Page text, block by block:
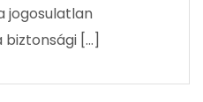
jogosulatlan
biztonsági […]